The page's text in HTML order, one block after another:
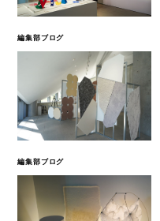
編集部ブログ
編集部ブログ